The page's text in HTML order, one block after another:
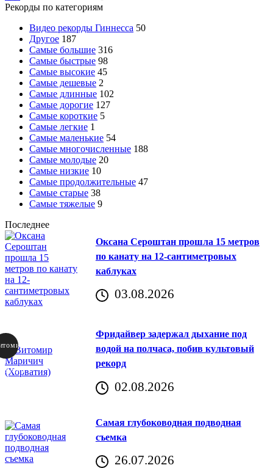
Рекорды по категориям
Видео рекорды Гиннесса 50
Другое 187
Самые большие 316
Самые быстрые 98
Самые высокие 45
Самые дешевые 2
Самые длинные 102
Самые дорогие 127
Самые короткие 5
Самые легкие 1
Самые маленькие 54
Самые многочисленные 188
Самые молодые 20
Самые низкие 10
Самые продолжительные 47
Самые старые 38
Самые тяжелые 9
Последнее
Оксана Сероштан прошла 15 метров
по канату на 12-сантиметровых
каблуках
03.08.2026
Фридайвер задержал дыхание под
водой на полчаса, побив культовый
рекорд
02.08.2026
Самая глубоководная подводная
съемка
26.07.2026